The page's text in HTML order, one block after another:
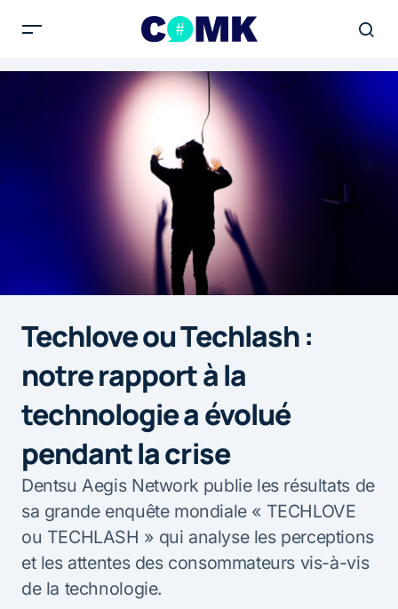
Techlove ou Techlash :
notre rapport à la
technologie a évolué
pendant la crise
Dentsu Aegis Network publie les résultats de
sa grande enquête mondiale « TECHLOVE
ou TECHLASH » qui analyse les perceptions
et les attentes des consommateurs vis-à-vis
de la technologie.